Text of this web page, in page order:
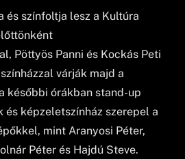
és színfoltja lesz a Kultúra
Pöttyös Panni és Kockás Peti
várják majd a
későbbi órákban stand-up
és képzeletszínház szerepel a
mint Aranyosi Péter,
Péter és Hajdú Steve.